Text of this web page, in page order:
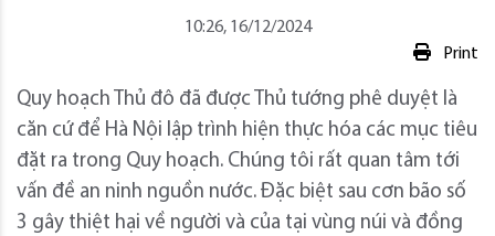
10:26, 16/12/2024
Print
Quy hoạch Thủ đô đã được Thủ tướng phê duyệt là
căn cứ để Hà Nội lập trình hiện thực hóa các mục tiêu
đặt ra trong Quy hoạch. Chúng tôi rất quan tâm tới
vấn đề an ninh nguồn nước. Đặc biệt sau cơn bão số
3 gây thiệt hại về người và của tại vùng núi và đồng